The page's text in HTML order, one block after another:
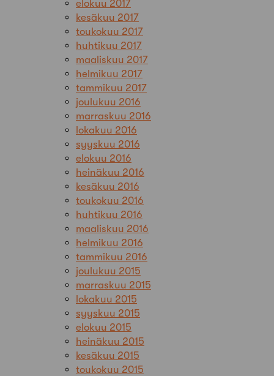
elokuu 2017
kesäkuu 2017
toukokuu 2017
huhtikuu 2017
maaliskuu 2017
helmikuu 2017
tammikuu 2017
joulukuu 2016
marraskuu 2016
lokakuu 2016
syyskuu 2016
elokuu 2016
heinäkuu 2016
kesäkuu 2016
toukokuu 2016
huhtikuu 2016
maaliskuu 2016
helmikuu 2016
tammikuu 2016
joulukuu 2015
marraskuu 2015
lokakuu 2015
syyskuu 2015
elokuu 2015
heinäkuu 2015
kesäkuu 2015
toukokuu 2015